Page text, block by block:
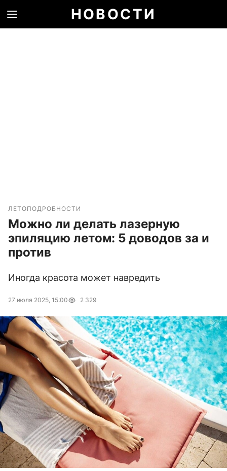
НОВОСТИ
ЛЕТОПОДРОБНОСТИ
Можно ли делать лазерную
эпиляцию летом: 5 доводов за и
против
Иногда красота может навредить
27 июля 2025, 15:00 2 329